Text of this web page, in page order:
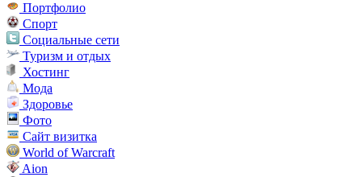
Портфолио
Спорт
Социальные сети
Туризм и отдых
Хостинг
Мода
Здоровье
Фото
Сайт визитка
World of Warcraft
Aion